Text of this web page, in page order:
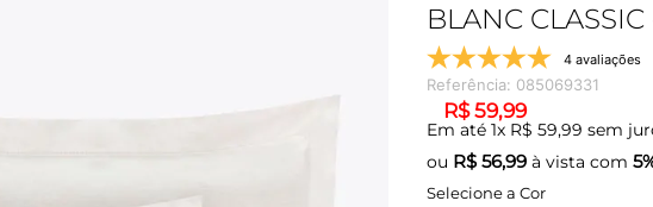
BLANC
4 avaliações
Referência: 085069331
R$ 59,99
Em até 1x R$ 59,99 sem
ou R$ 56,99à vista com
Selecione a Cor